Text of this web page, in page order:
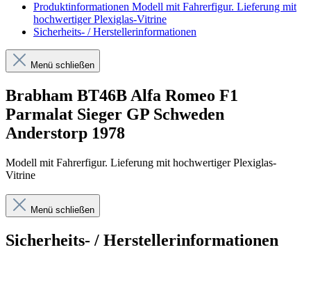
Produktinformationen Modell mit Fahrerfigur. Lieferung mit
hochwertiger Plexiglas-Vitrine
Sicherheits- / Herstellerinformationen
Menü schließen
Brabham BT46B Alfa Romeo F1
Parmalat Sieger GP Schweden
Anderstorp 1978
Modell mit Fahrerfigur. Lieferung mit hochwertiger Plexiglas-
Vitrine
Menü schließen
Sicherheits- / Herstellerinformationen